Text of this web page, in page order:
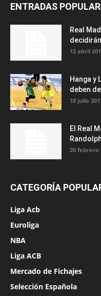
ENTRADAS
Real
12 abril
Hanga y
deben
18 julio
El Real
20 febrero
CATEGORÍA
Liga Acb
Euroliga
NBA
Liga ACB
Mercado de Fichajes
Selección Española